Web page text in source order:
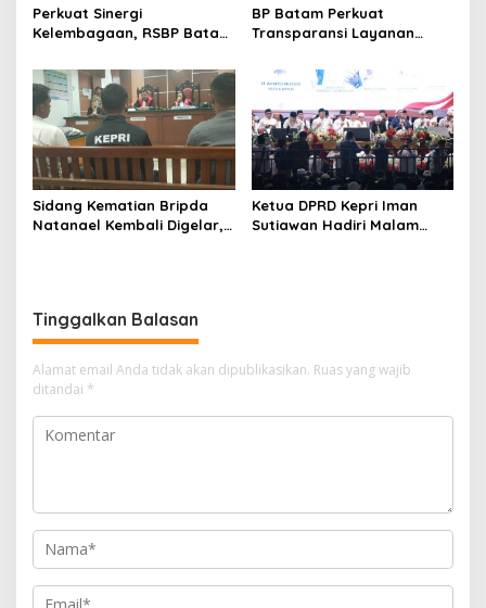
Perkuat Sinergi
Kelembagaan, RSBP Batam
Pelayanan dan
Ketersediaan Obat Aman
BP Batam Perkuat
Transparansi Layanan
Reguler Segera Hadir
Melalui LMS
Sidang Kematian Bripda
Natanael Kembali Digelar,
Ketua DPRD Kepri Iman
Sutiawan Hadiri Malam
Tinggalkan Balasan
Alamat email Anda tidak akan dipublikasikan. Ruas yang wajib
ditandai *